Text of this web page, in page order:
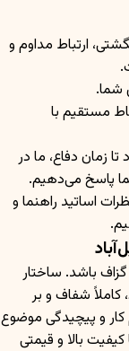
ارتباط مداوم و
شما.
مستقیم با
زمان دفاع، ما در
پاسخ می‌دهیم.
اساتید راهنما و
باشد. ساختار
شفاف و بر
و پیچیدگی موضوع
بالا و قیمتی